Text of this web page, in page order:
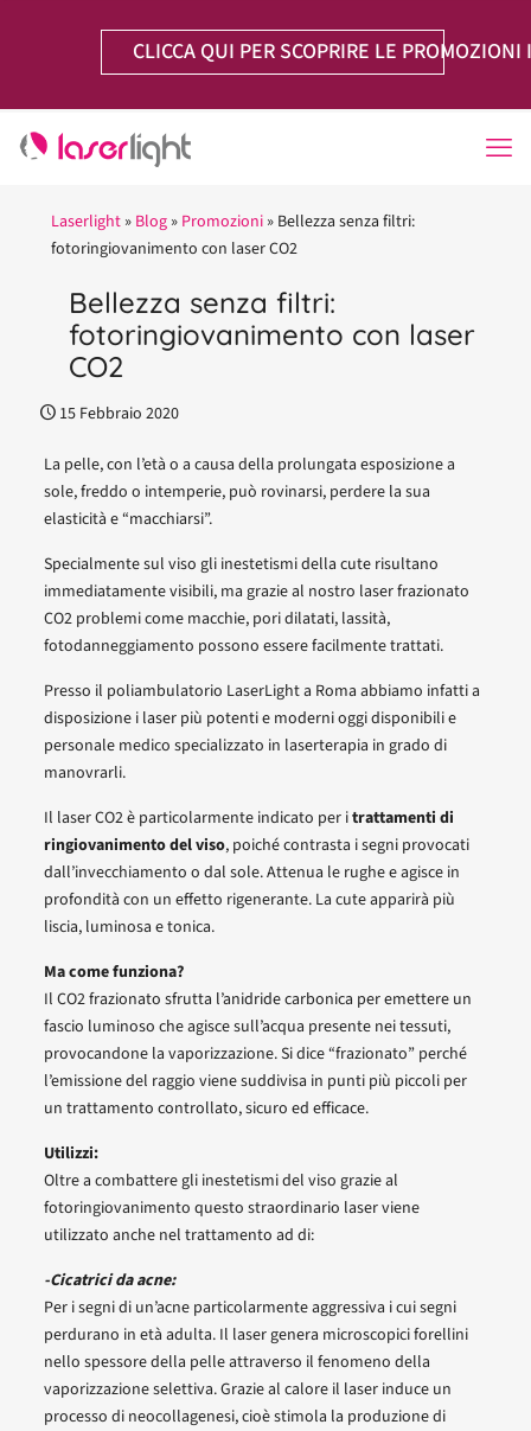
CLICCA QUI PER SCOPRIRE LE PROMOZIONI
Laserlight » Blog » Promozioni » Bellezza senza filtri:
fotoringiovanimento con laser CO2
Bellezza senza filtri:
fotoringiovanimento con laser
CO2
15 Febbraio 2020
La pelle, con l’età o a causa della prolungata esposizione a
sole, freddo o intemperie, può rovinarsi, perdere la sua
elasticità e “macchiarsi”.
Specialmente sul viso gli inestetismi della cute risultano
immediatamente visibili, ma grazie al nostro laser frazionato
CO2 problemi come macchie, pori dilatati, lassità,
fotodanneggiamento possono essere facilmente trattati.
Presso il poliambulatorio LaserLight a Roma abbiamo infatti a
disposizione i laser più potenti e moderni oggi disponibili e
personale medico specializzato in laserterapia in grado di
manovrarli.
Il laser CO2 è particolarmente indicato per itrattamenti di
ringiovanimento del viso, poiché contrasta i segni provocati
dall’invecchiamento o dal sole. Attenua le rughe e agisce in
profondità con un effetto rigenerante. La cute apparirà più
liscia, luminosa e tonica.
Ma come funziona?
Il CO2 frazionato sfrutta l’anidride carbonica per emettere un
fascio luminoso che agisce sull’acqua presente nei tessuti,
provocandone la vaporizzazione. Si dice “frazionato” perché
l’emissione del raggio viene suddivisa in punti più piccoli per
un trattamento controllato, sicuro ed efficace.
Utilizzi:
Oltre a combattere gli inestetismi del viso grazie al
fotoringiovanimento questo straordinario laser viene
utilizzato anche nel trattamento ad di:
-Cicatrici da acne:
Per i segni di un’acne particolarmente aggressiva i cui segni
perdurano in età adulta. Il laser genera microscopici forellini
nello spessore della pelle attraverso il fenomeno della
vaporizzazione selettiva. Grazie al calore il laser induce un
processo di neocollagenesi, cioè stimola la produzione di